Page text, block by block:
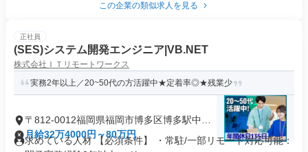
この企業の類似求人を見る
正社員
(SES)システム開発エンジニア|VB.NET
株式会社ＩＴリモートワークス
実務2年以上／20~50代の方活躍中★定着率◎★残業少
〒812-0012福岡県福岡市博多区博多駅中央
街
月給32万4000円～80万円
求めている人材 【必須条件】 ・常駐/一部リモート対応可能：